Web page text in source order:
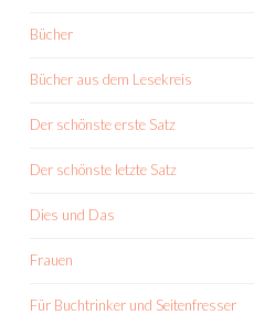
Bücher
Bücher aus dem Lesekreis
Der schönste erste Satz
Der schönste letzte Satz
Dies und Das
Frauen
Für Buchtrinker und Seitenfresser